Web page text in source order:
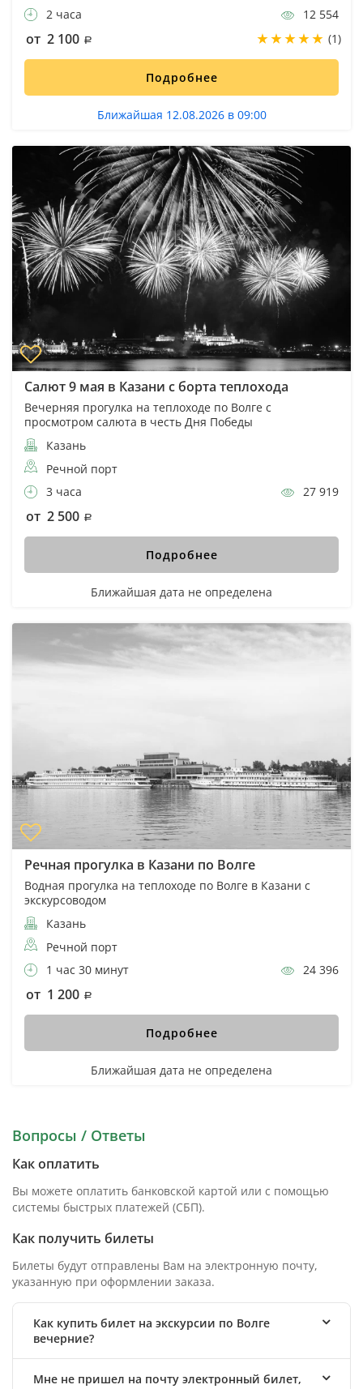
2 часа
12 554
от 2 100 (1)
Подробнее
Ближайшая 12.08.2026 в 09:00
Салют 9 мая в Казани с борта теплохода
Вечерняя прогулка на теплоходе по Волге с
просмотром салюта в честь Дня Победы
Казань
Речной порт
3 часа
27 919
от 2 500
Подробнее
Ближайшая дата не определена
Речная прогулка в Казани по Волге
Водная прогулка на теплоходе по Волге в Казани с
экскурсоводом
Казань
Речной порт
1 час 30 минут
24 396
от 1 200
Подробнее
Ближайшая дата не определена
Вопросы / Ответы
Как оплатить
Вы можете оплатить банковской картой или с помощью
системы быстрых платежей (СБП).
Как получить билеты
Билеты будут отправлены Вам на электронную почту,
указанную при оформлении заказа.
Как купить билет на экскурсии по Волге
вечерние?
Мне не пришел на почту электронный билет,